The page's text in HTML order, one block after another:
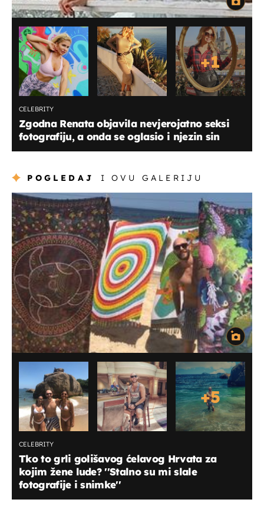
+1
CELEBRITY
Zgodna Renata objavila nevjerojatno seksi
fotografiju, a onda se oglasio i njezin sin
POGLEDAJ I OVU GALERIJU
+5
CELEBRITY
Tko to grli golišavog ćelavog Hrvata za
kojim žene lude? ''Stalno su mi slale
fotografije i snimke''